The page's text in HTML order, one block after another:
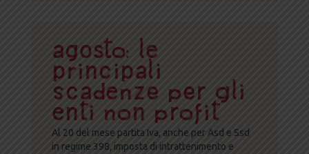
Agosto: le
principali
scadenze per gli
enti non profit
Al 20 del mese partita Iva, anche per Asd e Ssd
in regime 398, imposta di intrattenimento e